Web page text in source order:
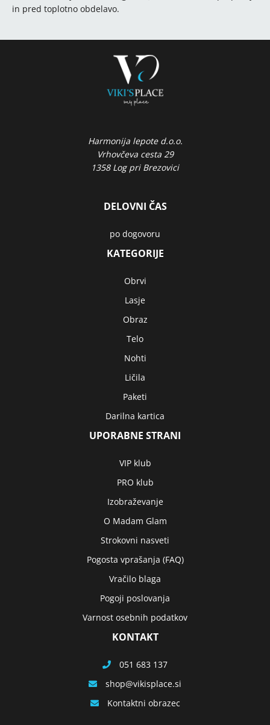
in pred toplotno obdelavo.
Harmonija lepote d.o.o.
Vrhovčeva cesta 29
1358 Log pri Brezovici
DELOVNI ČAS
po dogovoru
KATEGORIJE
Obrvi
Lasje
Obraz
Telo
Nohti
Ličila
Paketi
Darilna kartica
UPORABNE STRANI
VIP klub
PRO klub
Izobraževanje
O Madam Glam
Strokovni nasveti
Pogosta vprašanja (FAQ)
Vračilo blaga
Pogoji poslovanja
Varnost osebnih podatkov
KONTAKT
051 683 137
shop
vikisplace.si
Kontaktni obrazec